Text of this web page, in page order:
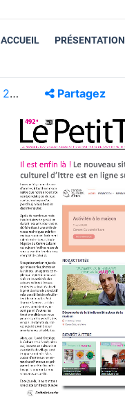
ACCUEIL PRÉSENTATION